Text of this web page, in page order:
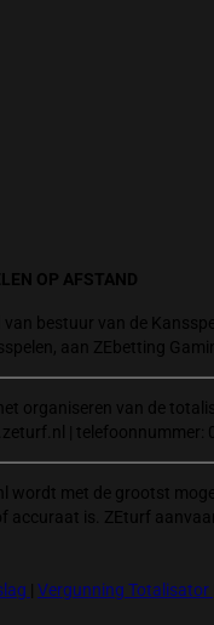
OP AFSTAND
van bestuur van de
aan ZEbetting
organiseren van de
| telefoonnummer:
wordt met de grootst
accuraat is. ZEturf
Vergunning Totalisator